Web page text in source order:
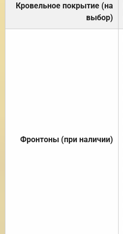
Кровельное покрытие (на
выбор)
Фронтоны (при наличии)